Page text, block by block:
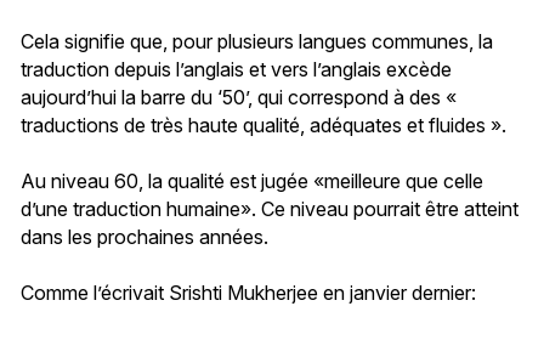
Cela signifie que, pour plusieurs langues communes, la
traduction depuis l’anglais et vers l’anglais excède
aujourd’hui la barre du ‘50’, qui correspond à des «
traductions de très haute qualité, adéquates et fluides ».
Au niveau 60, la qualité est jugée «meilleure que celle
d’une traduction humaine». Ce niveau pourrait être atteint
dans les prochaines années.
Comme l’écrivait Srishti Mukherjee en janvier dernier: